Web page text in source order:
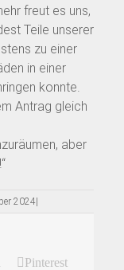
freut es uns,
Teile unserer
zu einer
in einer
konnte.
Antrag gleich
aber
2024|
Pinterest